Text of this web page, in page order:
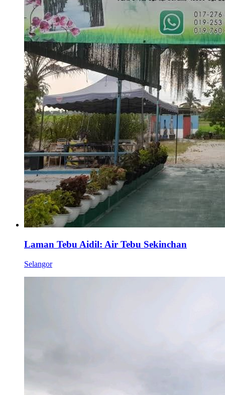
Laman Tebu Aidil: Air Tebu Sekinchan
Selangor